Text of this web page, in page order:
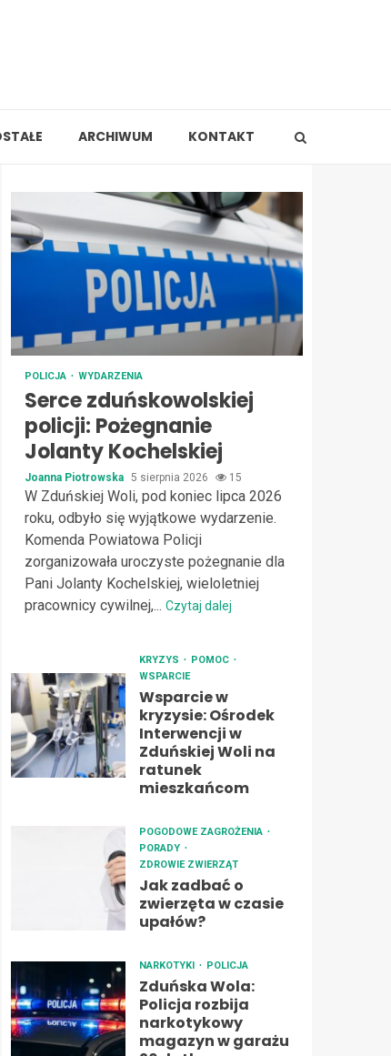
ARCHIWUM KONTAKT
POLICJA WYDARZENIA
Serce zduńskowolskiej
policji: Pożegnanie
Jolanty Kochelskiej
Joanna Piotrowska 5 sierpnia 2026 15
W Zduńskiej Woli, pod koniec lipca 2026
roku, odbyło się wyjątkowe wydarzenie.
Komenda Powiatowa Policji
zorganizowała uroczyste pożegnanie dla
Pani Jolanty Kochelskiej, wieloletniej
pracownicy cywilnej,... Czytaj dalej
KRYZYS
POMOC
WSPARCIE
Wsparcie w
kryzysie: Ośrodek
Interwencji w
Zduńskiej Woli na
ratunek
mieszkańcom
POGODOWE ZAGROŻENIA
PORADY
ZDROWIE ZWIERZĄT
Jak zadbać o
zwierzęta w czasie
upałów?
NARKOTYKI POLICJA
Zduńska Wola:
Policja rozbija
narkotykowy
magazyn w garażu